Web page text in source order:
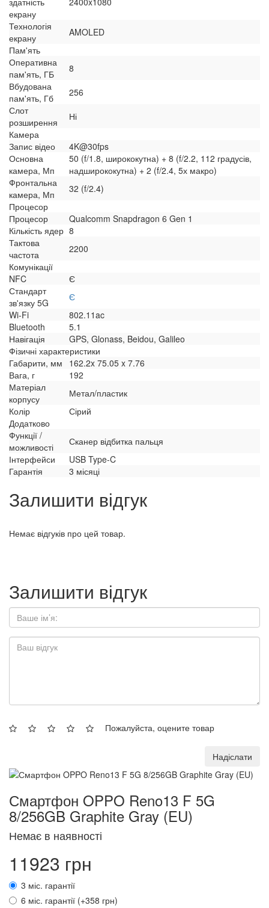
екрану
Технологія
екрану
AMOLED
Пам'ять
Оперативна
пам'ять, ГБ
8
Вбудована
пам'ять, Гб
256
Слот
розширення
Ні
Камера
Запис відео
4K@30fps
Основна
камера, Мп
50 (f/1.8, ширококутна) + 8 (f/2.2, 112 градусів,
надширококутна) + 2 (f/2.4, 5х макро)
Фронтальна
камера, Мп
32 (f/2.4)
Процесор
Процесор
Qualcomm Snapdragon 6 Gen 1
Кількість ядер 8
Тактова
частота
2200
Комунікації
NFC
Є
Стандарт
зв'язку 5G
Є
Wi-Fi
802.11ac
Bluetooth
5.1
Навігація
GPS, Glonass, Beidou, Galileo
Фізичні характеристики
Габарити, мм
162.2x 75.05 x 7.76
Вага, г
192
Матеріал
корпусу
Метал/пластик
Колір
Сірий
Додатково
Функції /
можливості
Сканер відбитка пальця
Інтерфейси
USB Type-C
Гарантія
3 місяці
Залишити відгук
Немає відгуків про цей товар.
Залишити відгук
Пожалуйста, оцените товар
Надіслати
Смартфон OPPO Reno13 F 5G
8/256GB Graphite Gray (EU)
Немає в наявності
11923 грн
3 міс. гарантії
6 міс. гарантії (+358 грн)